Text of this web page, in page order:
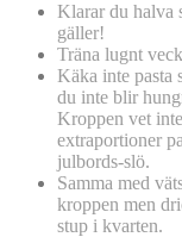
Klarar du halva
gäller!
Träna lugnt
Käka inte pasta
du inte blir
Kroppen vet
extraportioner
julbords-slö.
Samma med
kroppen men
stup i kvarten.